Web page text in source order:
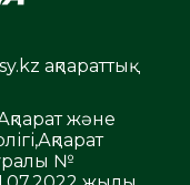
ақпараттық
және
№